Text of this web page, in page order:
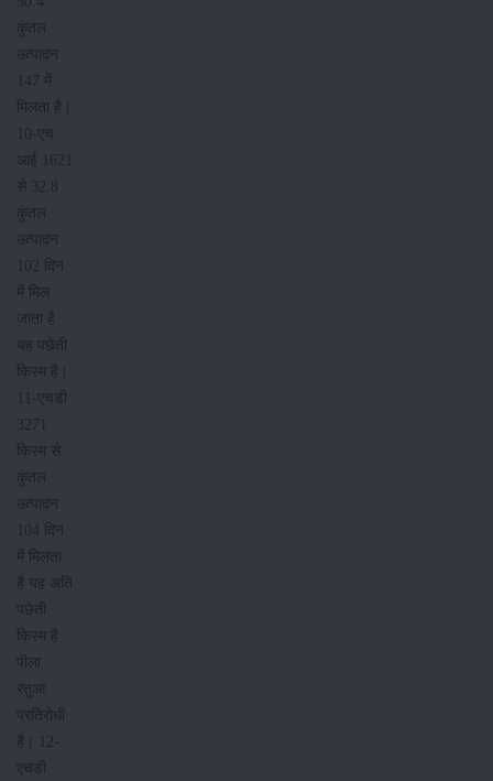
कुंतल
उत्पादन
147 में
मिलता है।
10-एच
आई 1621
से 32.8
कुंतल
उत्पादन
102 दिन
में मिल
जाता है
यह पछेती
किस्म है।
11-एचडी
3271
किस्म से
कुंतल
उत्पादन
104 दिन
में मिलता
है यह अति
पछेती
किस्म है
पीला
रतुआ
प्रतिरोधी
है। 12-
एचडी